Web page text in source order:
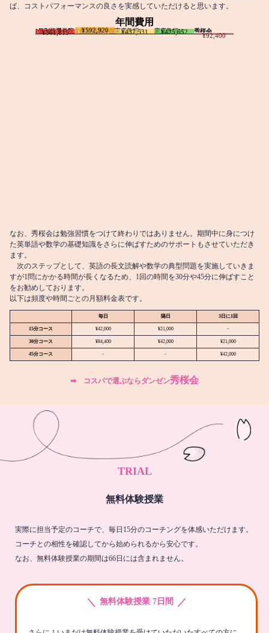
ば、コストパフォーマンスの良さを実感していただけると思います。
年間費用
I個別指導学院
¥361,815 T個別指導学院
¥592,920 家庭教師T
¥437,531 家庭教師M
¥425,652 秀桜会
¥92,400
なお、秀桜会は勉強習慣をつけて終わりではありません。期間中に身につけ
た英単語や数学の基礎知識をさらに伸ばすためのサポートもさせていただき
ます。
次のステップとして、英語の長文読解や数学の典型問題を実施していきま
すが1問にかかる時間が長くなるため、1回の時間を30分や45分に伸ばすこと
をお勧めしております。
以下は頻度や時間ごとの月額料金表です。
毎日 隔日 3日に1回
15分コース ¥42,000 ¥21,000 -
30分コース ¥84,400 ¥42,000 ¥21,000
45分コース - - ¥42,000
➡︎ コスパで選ぶならダンゼン秀桜会
TRIAL
無料体験授業
実際に担当予定のコーチで、毎日15分のコーチングを体感いただけます。
コーチとの相性を確認してから始められるから安心です。
なお、無料体験授業の期間は66日には含まれません。
＼ 無料体験授業 7日間 ／